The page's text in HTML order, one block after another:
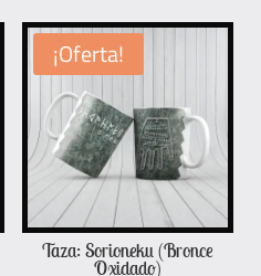
¡Oferta!
Taza: Sorioneku (Bronce
Oxidado)